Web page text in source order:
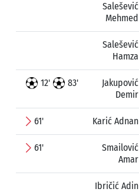
Salešević
Mehmed
Salešević
Hamza
12' 83'
Jakupović
Demir
61' Karić Adnan
61'
Smailović
Amar
Ibričić Adin